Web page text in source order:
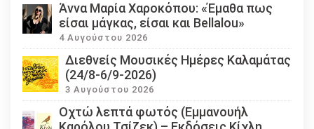
Άννα Μαρία Χαροκόπου: «Έμαθα πως
είσαι μάγκας, είσαι και Bellalou»
4 Αυγούστου 2026
Διεθνείς Μουσικές Ημέρες Καλαμάτας
(24/8-6/9-2026)
3 Αυγούστου 2026
Οχτώ λεπτά φωτός (Εμμανουήλ